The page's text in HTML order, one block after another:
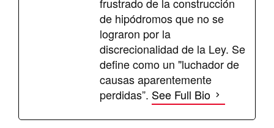
de hipódromos que no se
lograron por la
discrecionalidad de la Ley. Se
define como un "luchador de
causas aparentemente
perdidas”. See Full Bio